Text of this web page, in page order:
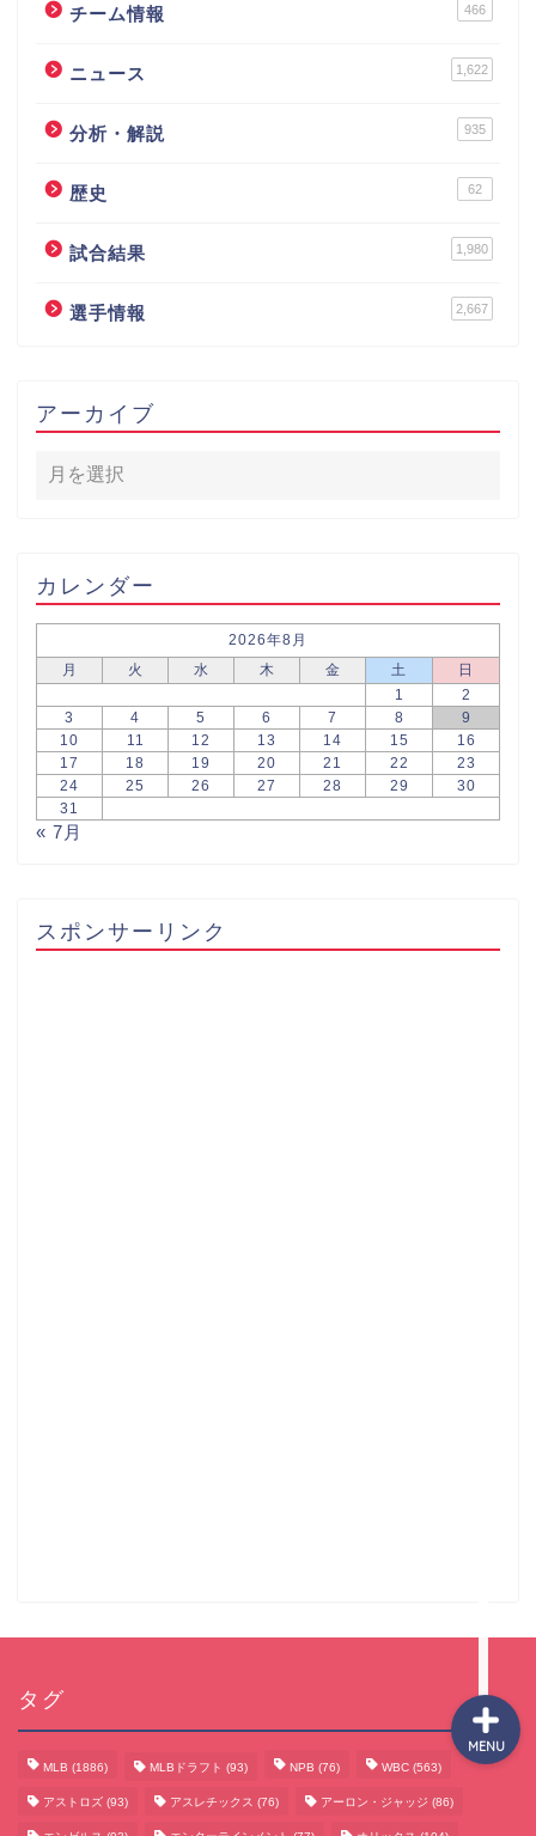
チーム情報 466
ニュース 1,622
分析・解説 935
歴史 62
試合結果 1,980
選手情報 2,667
アーカイブ
カレンダー
2026年8月
月
火 水 木 金 土
日
1
2
3
4 5 6 7 8
9
10
11 12 13 14 15
16
17
18 19 20 21 22
23
24
25 26 27 28 29
30
31
« 7月
スポンサーリンク
タグ
MLB (1886) MLBドラフト (93) NPB (76) WBC (563)
アストロズ (93) アスレチックス (76) アーロン・ジャッジ (86)
MENU